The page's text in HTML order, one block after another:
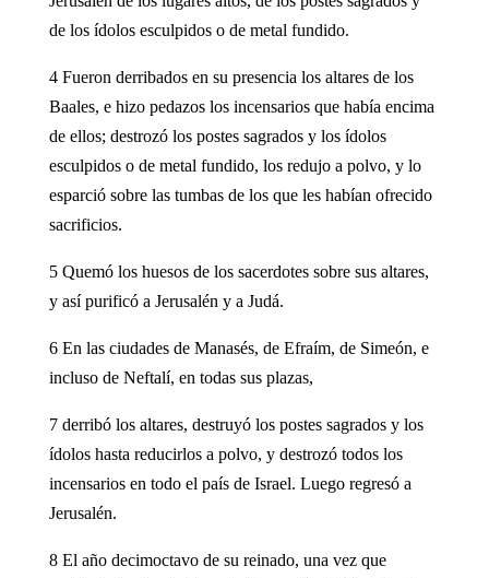
de los ídolos esculpidos o de metal fundido.
4 Fueron derribados en su presencia los altares de los
Baales, e hizo pedazos los incensarios que había encima
de ellos; destrozó los postes sagrados y los ídolos
esculpidos o de metal fundido, los redujo a polvo, y lo
esparció sobre las tumbas de los que les habían ofrecido
sacrificios.
5 Quemó los huesos de los sacerdotes sobre sus altares,
y así purificó a Jerusalén y a Judá.
6 En las ciudades de Manasés, de Efraím, de Simeón, e
incluso de Neftalí, en todas sus plazas,
7 derribó los altares, destruyó los postes sagrados y los
ídolos hasta reducirlos a polvo, y destrozó todos los
incensarios en todo el país de Israel. Luego regresó a
Jerusalén.
8 El año decimoctavo de su reinado, una vez que